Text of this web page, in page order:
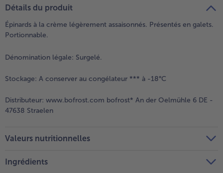
Détails du produit
Épinards à la crème légèrement assaisonnés. Présentés en galets.
Portionnable.
Dénomination légale: Surgelé.
Stockage: A conserver au congélateur *** à -18°C
Distributeur: www.bofrost.com bofrost* An der Oelmühle 6 DE -
47638 Straelen
Valeurs nutritionnelles
Ingrédients